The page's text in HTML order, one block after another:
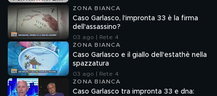
ZONA BIANCA
Caso Garlasco, l'impronta 33 è la firma
dell'assassino?
03 ago | Rete 4
ZONA BIANCA
Caso Garlasco e il giallo dell'estathè nella
spazzatura
03 ago | Rete 4
ZONA BIANCA
Caso Garlasco tra impronta 33 e dna: